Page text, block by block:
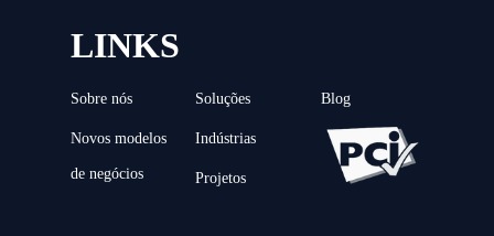
LINKS
Sobre nós
Novos modelos
de negócios
Soluções
Indústrias
Projetos
Blog